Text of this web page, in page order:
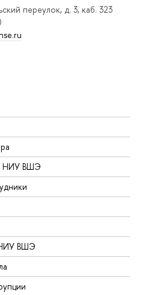
переулок, д. 3, каб. 323
НИУ ВШЭ
ВШЭ